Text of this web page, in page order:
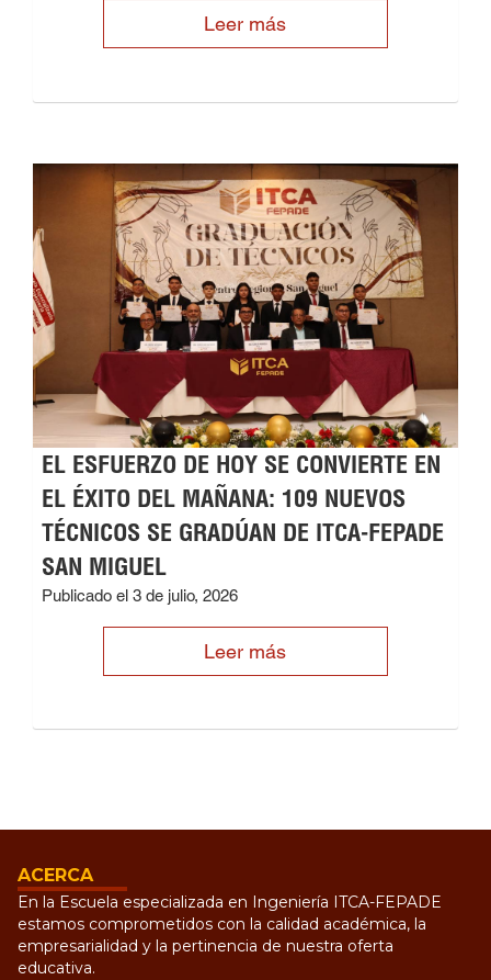
Leer más
EL ESFUERZO DE HOY SE CONVIERTE EN
EL ÉXITO DEL MAÑANA: 109 NUEVOS
TÉCNICOS SE GRADÚAN DE ITCA-FEPADE
SAN MIGUEL
Publicado el 3 de julio, 2026
Leer más
ACERCA
En la Escuela especializada en Ingeniería ITCA-FEPADE
estamos comprometidos con la calidad académica, la
empresarialidad y la pertinencia de nuestra oferta
educativa.